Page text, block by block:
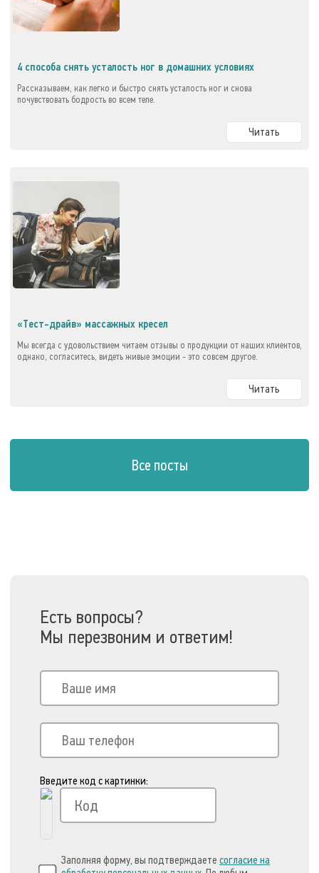
4 способа снять усталость ног в домашних условиях
Рассказываем, как легко и быстро снять усталость ног и снова
почувствовать бодрость во всем теле.
Читать
«Тест-драйв» массажных кресел
Мы всегда с удовольствием читаем отзывы о продукции от наших клиентов,
однако, согласитесь, видеть живые эмоции - это совсем другое.
Читать
Все посты
Есть вопросы?
Мы перезвоним и ответим!
Введите код с картинки:
Заполняя форму, вы подтверждаете согласие на